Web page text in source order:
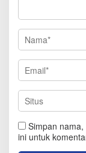
Simpan
ini untuk